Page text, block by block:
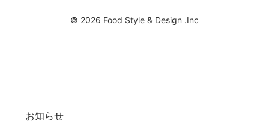
© 2026 Food Style & Design .Inc
お知らせ